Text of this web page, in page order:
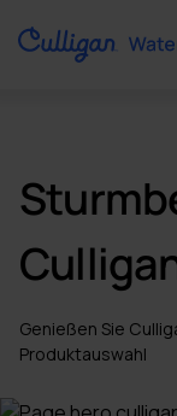
Genießen Sie
Produktauswahl